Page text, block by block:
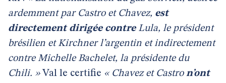
ardemment par Castro et Chavez, est
directement dirigée contre Lula, le président
brésilien et Kirchner l’argentin et indirectement
contre Michelle Bachelet, la présidente du
Chili. »Val le certifie « Chavez et Castro n’ont